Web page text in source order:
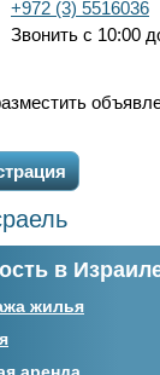
+972 (3) 5516036
Звонить с 10:00
в
жилья
аренда